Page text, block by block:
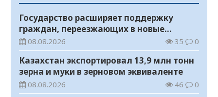
Государство расширяет поддержку
граждан, переезжающих в новые
регионы для работы
08.08.2026 35 0
Казахстан экспортировал 13,9 млн тонн
зерна и муки в зерновом эквиваленте
08.08.2026 46 0